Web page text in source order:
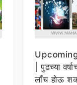
| पुढच्या
लाँच होऊ